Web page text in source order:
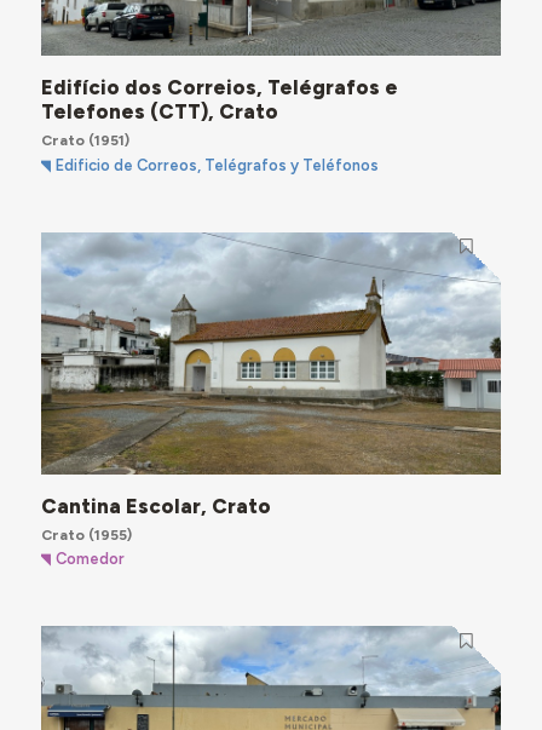
Edifício dos Correios, Telégrafos e
Telefones (CTT), Crato
Crato(1951)
Edificio de Correos, Telégrafos y Teléfonos
Cantina Escolar, Crato
Crato(1955)
Comedor